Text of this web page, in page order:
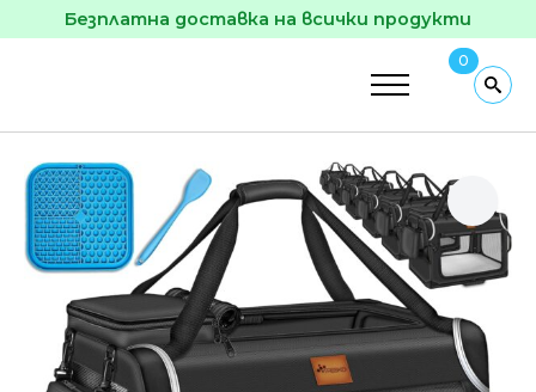
Безплатна доставка на всички продукти
0